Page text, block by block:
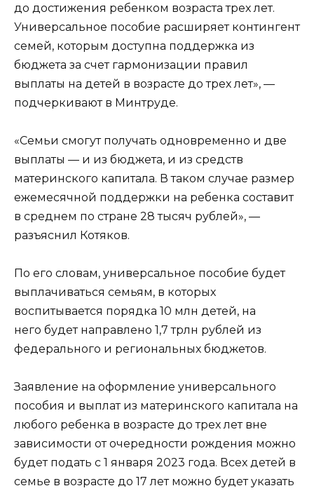
до достижения ребенком возраста трех лет.
Универсальное пособие расширяет контингент
семей, которым доступна поддержка из
бюджета за счет гармонизации правил
выплаты на детей в возрасте до трех лет», —
подчеркивают в Минтруде.
«Семьи смогут получать одновременно и две
выплаты — и из бюджета, и из средств
материнского капитала. В таком случае размер
ежемесячной поддержки на ребенка составит
в среднем по стране 28 тысяч рублей», —
разъяснил Котяков.
По его словам, универсальное пособие будет
выплачиваться семьям, в которых
воспитывается порядка 10 млн детей, на
него будет направлено 1,7 трлн рублей из
федерального и региональных бюджетов.
Заявление на оформление универсального
пособия и выплат из материнского капитала на
любого ребенка в возрасте до трех лет вне
зависимости от очередности рождения можно
будет подать с 1 января 2023 года. Всех детей в
семье в возрасте до 17 лет можно будет указать